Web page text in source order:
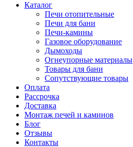
Каталог
Печи отопительные
Печи для бани
Печи-камины
Газовое оборудование
Дымоходы
Огнеупорные материалы
Товары для бани
Сопутствующие товары
Оплата
Рассрочка
Доставка
Монтаж печей и каминов
Блог
Отзывы
Контакты